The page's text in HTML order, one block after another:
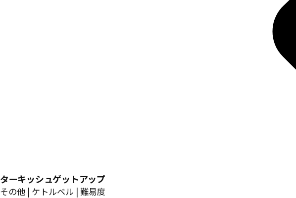
ターキッシュゲットアップ
その他 | ケトルベル | 難易度